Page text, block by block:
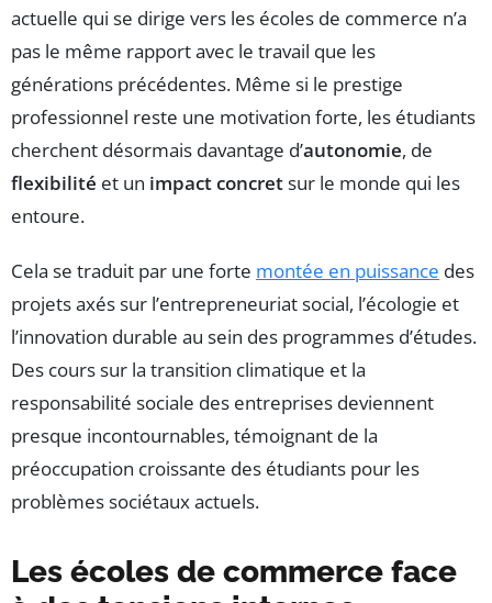
actuelle qui se dirige vers les écoles de commerce n’a
pas le même rapport avec le travail que les
générations précédentes. Même si le prestige
professionnel reste une motivation forte, les étudiants
cherchent désormais davantage d’autonomie, de
flexibilité et un impact concretsur le monde qui les
entoure.
Cela se traduit par une forte montée en puissance des
projets axés sur l’entrepreneuriat social, l’écologie et
l’innovation durable au sein des programmes d’études.
Des cours sur la transition climatique et la
responsabilité sociale des entreprises deviennent
presque incontournables, témoignant de la
préoccupation croissante des étudiants pour les
problèmes sociétaux actuels.
Les écoles de commerce face